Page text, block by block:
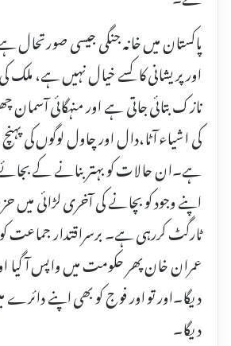
پاکستان میں خانہ جنگی جیسی صورتحال
اور پریشانی کا کسے خیال نہیں ہے،
نازک بتائی جاتی ہے اور منہگائی
کی اشیاء آٹا،دال اور چاول لوگوں کی
ہے۔ان حالات کو بہتر بنانے کے
اپنے وجود کو بچانے کی آخری لڑائی
ٹارگٹ کررہی ہے۔ برسراقتدار جماعت
عمران خان پھر حکومت میں واپس آ گیا
دیگا۔اور تو اور فوج کو بھی اپنے دائرے
دیگا۔